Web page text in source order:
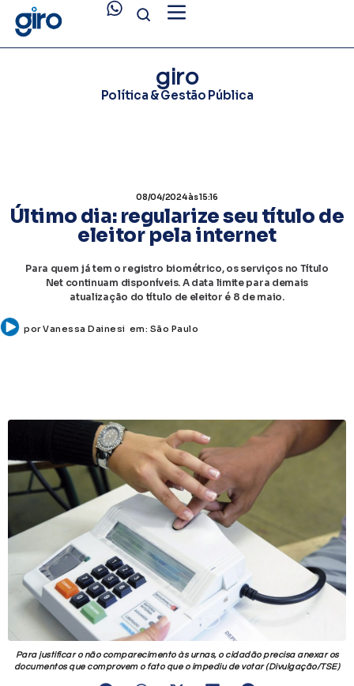
giro
Política & Gestão Pública
08/04/2024às 15:16
Último dia: regularize seu título de
eleitor pela internet
Para quem já tem o registro biométrico, os serviços no Título
Net continuam disponíveis. A data limite para demais
atualização do título de eleitor é 8 de maio.
porVanessa Dainesi em: São Paulo
Para justificar o não comparecimento às urnas, o cidadão precisa anexar os
documentos que comprovem o fato que o impediu de votar (Divulgação/TSE)